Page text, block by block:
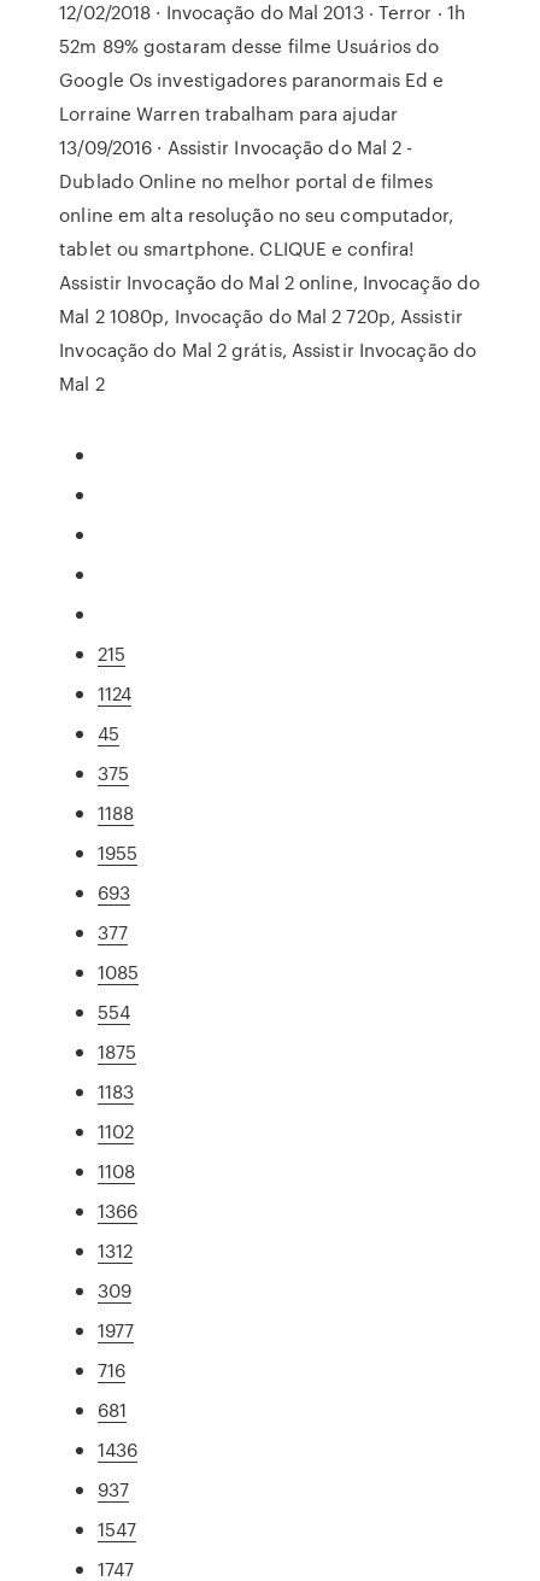
12/02/2018 · Invocação do Mal 2013 ‧ Terror ‧ 1h
52m 89% gostaram desse filme Usuários do
Google Os investigadores paranormais Ed e
Lorraine Warren trabalham para ajudar
13/09/2016 · Assistir Invocação do Mal 2 -
Dublado Online no melhor portal de filmes
online em alta resolução no seu computador,
tablet ou smartphone. CLIQUE e confira!
Assistir Invocação do Mal 2 online, Invocação do
Mal 2 1080p, Invocação do Mal 2 720p, Assistir
Invocação do Mal 2 grátis, Assistir Invocação do
Mal 2
215
1124
45
375
1188
1955
693
377
1085
554
1875
1183
1102
1108
1366
1312
309
1977
716
681
1436
937
1547
1747